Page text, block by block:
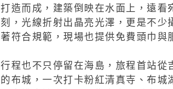
打造而成，建築倒映在水面上，遠看
刻，光線折射出晶亮光澤，更是不少
著符合規範，現場也提供免費頭巾與
行程也不只停留在海島，旅程首站從
的布城，一次打卡粉紅清真寺、布